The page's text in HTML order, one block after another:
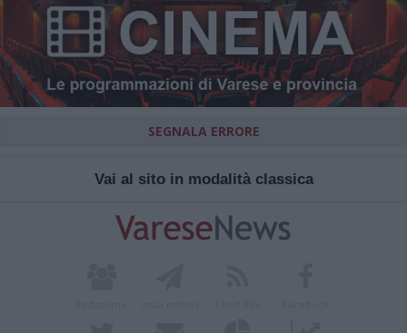
SEGNALA ERRORE
Vai al sito in modalità classica